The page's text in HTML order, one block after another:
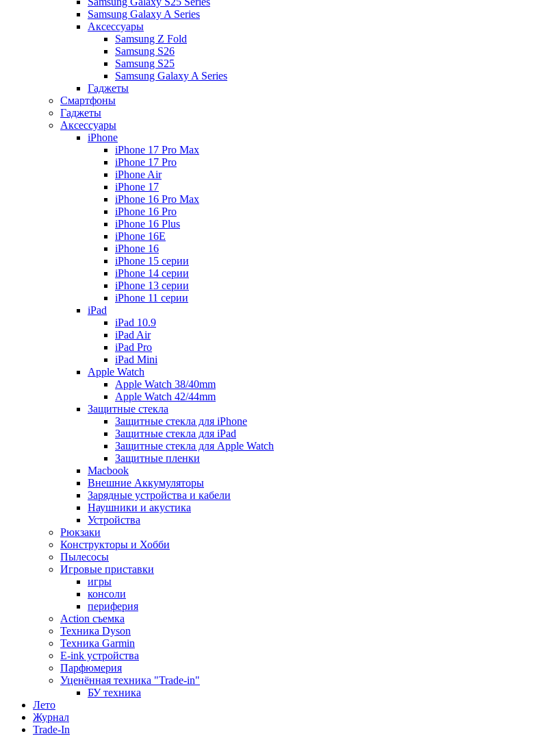
Samsung Galaxy A Series
Аксессуары
Samsung Z Fold
Samsung S26
Samsung S25
Samsung Galaxy A Series
Гаджеты
Смартфоны
Гаджеты
Аксессуары
iPhone
iPhone 17 Pro Max
iPhone 17 Pro
iPhone Air
iPhone 17
iPhone 16 Pro Max
iPhone 16 Pro
iPhone 16 Plus
iPhone 16E
iPhone 16
iPhone 15 серии
iPhone 14 серии
iPhone 13 серии
iPhone 11 серии
iPad
iPad 10.9
iPad Air
iPad Pro
iPad Mini
Apple Watch
Apple Watch 38/40mm
Apple Watch 42/44mm
Защитные стекла
Защитные стекла для iPhone
Защитные стекла для iPad
Защитные стекла для Apple Watch
Защитные пленки
Macbook
Внешние Аккумуляторы
Зарядные устройства и кабели
Наушники и акустика
Устройства
Рюкзаки
Конструкторы и Хобби
Пылесосы
Игровые приставки
игры
консоли
периферия
Action съемка
Техника Dyson
Техника Garmin
E-ink устройства
Парфюмерия
Уценённая техника "Trade-in"
БУ техника
Лето
Журнал
Trade-In